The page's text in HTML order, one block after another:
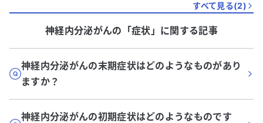
すべて見る(2)
神経内分泌がんの「症状 」に関する記事
神経内分泌がんの末期症状はどのようなものがあり
ますか？
神経内分泌がんの初期症状はどのようなものです